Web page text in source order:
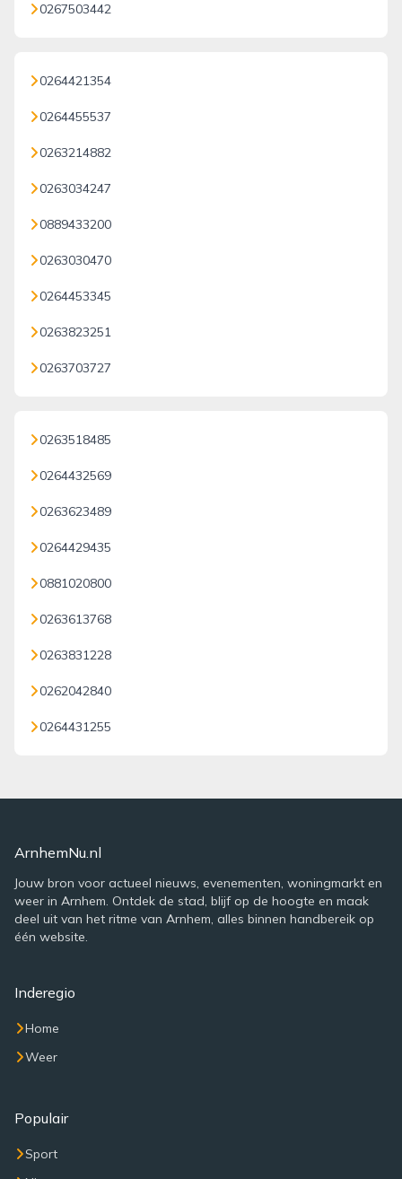
0267503442
0264421354
0264455537
0263214882
0263034247
0889433200
0263030470
0264453345
0263823251
0263703727
0263518485
0264432569
0263623489
0264429435
0881020800
0263613768
0263831228
0262042840
0264431255
ArnhemNu.nl
Jouw bron voor actueel nieuws, evenementen, woningmarkt en
weer in Arnhem. Ontdek de stad, blijf op de hoogte en maak
deel uit van het ritme van Arnhem, alles binnen handbereik op
één website.
Inderegio
Home
Weer
Populair
Sport